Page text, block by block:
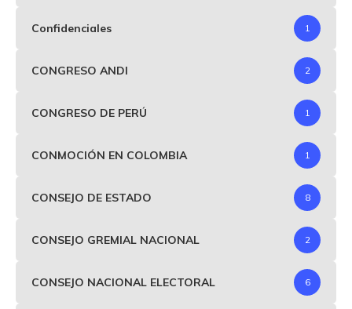
Confidenciales 1
CONGRESO ANDI 2
CONGRESO DE PERÚ 1
CONMOCIÓN EN COLOMBIA 1
CONSEJO DE ESTADO 8
CONSEJO GREMIAL NACIONAL 2
CONSEJO NACIONAL ELECTORAL 6